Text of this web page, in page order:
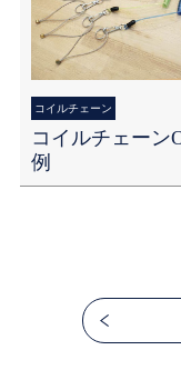
コイルチェーン
コイルチェーン
例